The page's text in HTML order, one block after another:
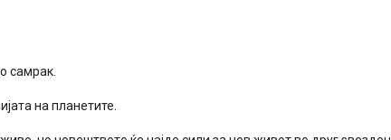
самрак.
на планетите.